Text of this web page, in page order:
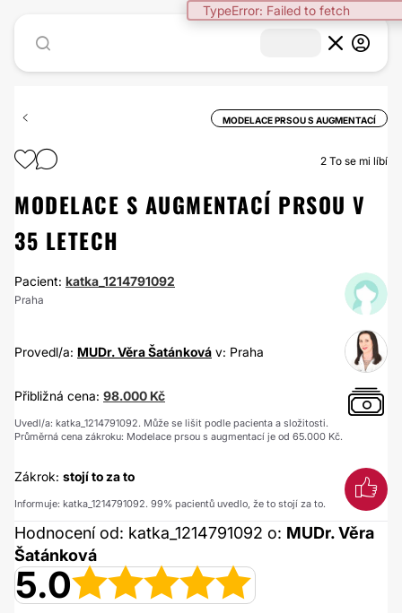
TypeError: Failed to fetch
MODELACE PRSOU S AUGMENTACÍ
2 To se mi líbí
MODELACE S AUGMENTACÍ PRSOU V
35 LETECH
Pacient: katka_1214791092
Praha
Provedl/a: MUDr. Věra Šatánková v: Praha
Přibližná cena: 98.000 Kč
Uvedl/a: katka_1214791092. Může se lišit podle pacienta a složitosti.
Průměrná cena zákroku: Modelace prsou s augmentací je od 65.000 Kč.
Zákrok: stojí to za to
Informuje: katka_1214791092. 99% pacientů uvedlo, že to stojí za to.
Hodnocení od: katka_1214791092 o: MUDr. Věra
Šatánková
5.0